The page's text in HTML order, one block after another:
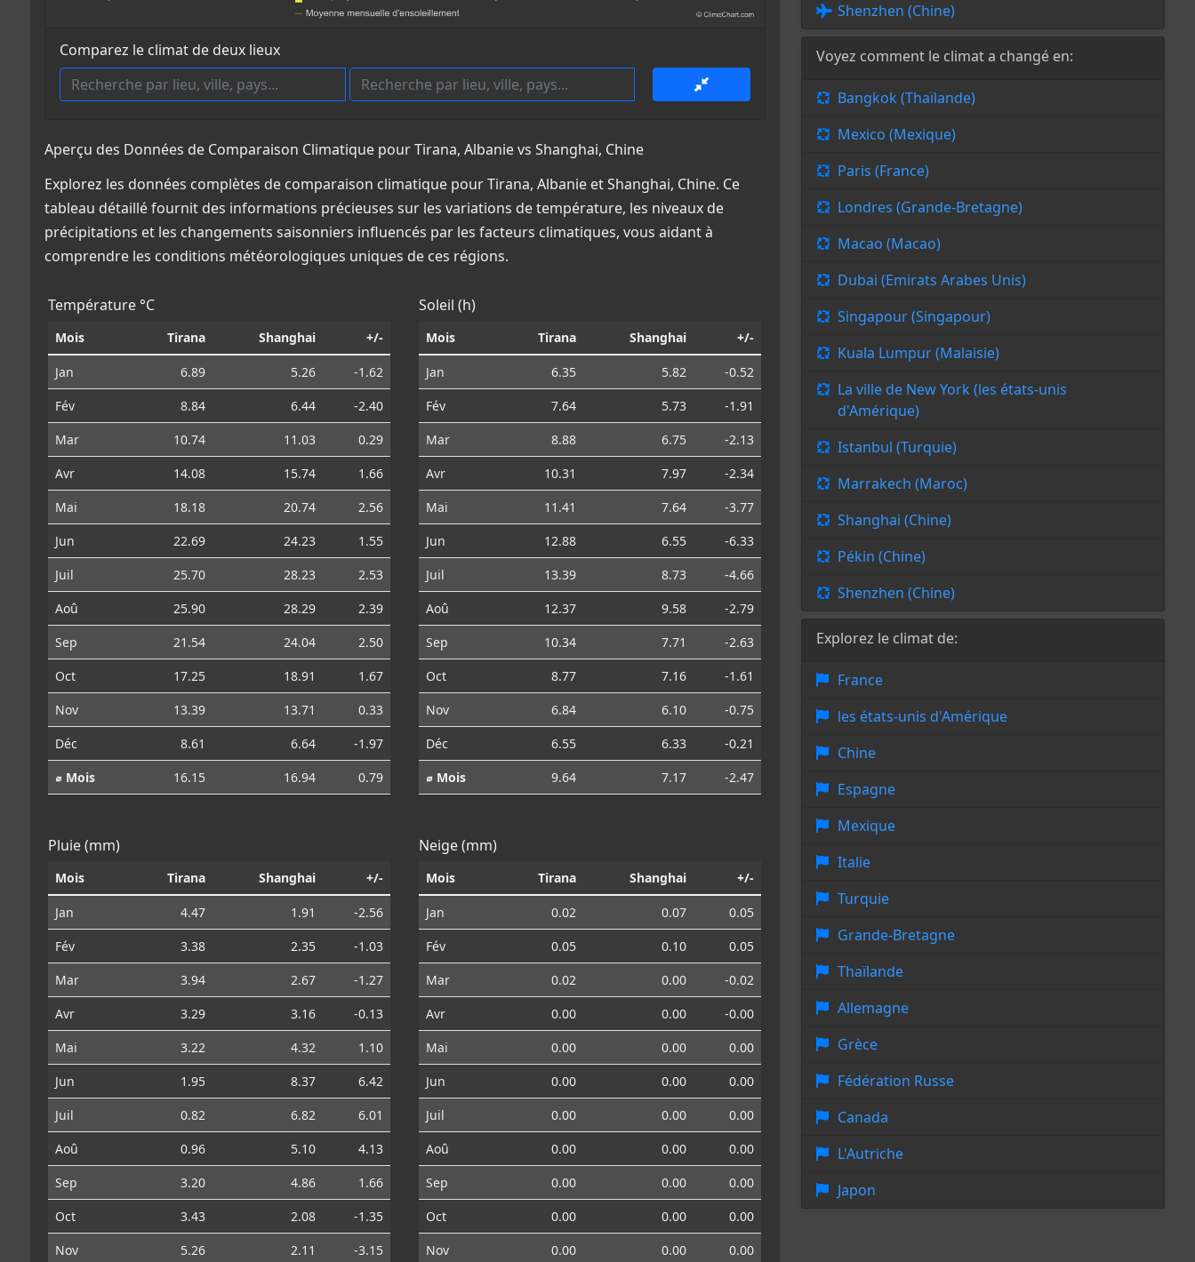
Comparez le climat de deux lieux
Aperçu des Données de Comparaison Climatique pour Tirana, Albanie vs Shanghai, Chine
Explorez les données complètes de comparaison climatique pour Tirana, Albanie et Shanghai, Chine. Ce
tableau détaillé fournit des informations précieuses sur les variations de température, les niveaux de
précipitations et les changements saisonniers influencés par les facteurs climatiques, vous aidant à
comprendre les conditions météorologiques uniques de ces régions.
Température °C
Mois Tirana Shanghai +/-
Jan 6.89 5.26
-1.62
Fév
8.84 6.44
-2.40
Mar
10.74 11.03
0.29
Avr
14.08 15.74
1.66
Mai
18.18 20.74
2.56
Jun
22.69 24.23
1.55
Juil
25.70 28.23
2.53
Aoû
25.90 28.29
2.39
Sep
21.54 24.04
2.50
Oct
17.25 18.91
1.67
Nov
13.39 13.71
0.33
Déc
8.61 6.64
-1.97
⌀ Mois
16.15 16.94 0.79
Soleil (h)
Mois Tirana Shanghai +/-
Jan 6.35 5.82
-0.52
Fév
7.64 5.73
-1.91
Mar
8.88 6.75
-2.13
Avr
10.31 7.97
-2.34
Mai
11.41 7.64
-3.77
Jun
12.88 6.55
-6.33
Juil
13.39 8.73
-4.66
Aoû
12.37 9.58
-2.79
Sep
10.34 7.71
-2.63
Oct
8.77 7.16
-1.61
Nov
6.84 6.10
-0.75
Déc
6.55 6.33
-0.21
⌀ Mois
9.64 7.17 -2.47
Pluie (mm)
Mois Tirana Shanghai +/-
Jan 4.47 1.91
-2.56
Fév
3.38 2.35
-1.03
Mar
3.94 2.67
-1.27
Avr
3.29 3.16
-0.13
Mai
3.22 4.32
1.10
Jun
1.95 8.37
6.42
Juil
0.82 6.82
6.01
Aoû
0.96 5.10
4.13
Sep
3.20 4.86
1.66
Oct
3.43 2.08
-1.35
Nov
5.26 2.11 -3.15
Neige (mm)
Mois Tirana Shanghai +/-
Jan 0.02 0.07
0.05
Fév
0.05 0.10
0.05
Mar
0.02 0.00
-0.02
Avr
0.00 0.00
-0.00
Mai
0.00 0.00
0.00
Jun
0.00 0.00
0.00
Juil
0.00 0.00
0.00
Aoû
0.00 0.00
0.00
Sep
0.00 0.00
0.00
Oct
0.00 0.00
0.00
Nov
0.00 0.00 0.00
Shenzhen (Chine)
Voyez comment le climat a changé en:
Bangkok (Thaïlande)
Mexico (Mexique)
Paris (France)
Londres (Grande-Bretagne)
Macao (Macao)
Dubai (Emirats Arabes Unis)
Singapour (Singapour)
Kuala Lumpur (Malaisie)
La ville de New York (les états-unis
d'Amérique)
Istanbul (Turquie)
Marrakech (Maroc)
Shanghai (Chine)
Pékin (Chine)
Shenzhen (Chine)
Explorez le climat de:
France
les états-unis d'Amérique
Chine
Espagne
Mexique
Italie
Turquie
Grande-Bretagne
Thaïlande
Allemagne
Grèce
Fédération Russe
Canada
L'Autriche
Japon